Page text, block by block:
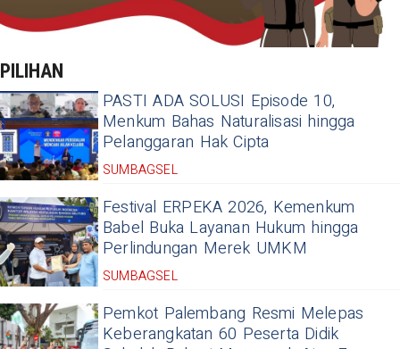
PILIHAN
PASTI ADA SOLUSI Episode 10,
Menkum Bahas Naturalisasi hingga
Pelanggaran Hak Cipta
SUMBAGSEL
Festival ERPEKA 2026, Kemenkum
Babel Buka Layanan Hukum hingga
Perlindungan Merek UMKM
SUMBAGSEL
Pemkot Palembang Resmi Melepas
Keberangkatan 60 Peserta Didik